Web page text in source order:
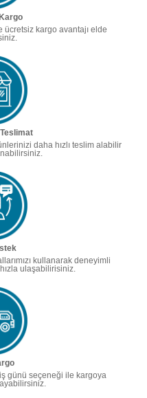
ücretsiz kargo avantajı elde
daha hızlı teslim alabilir
kullanarak deneyimli
ulaşabilirisiniz.
günü seçeneği ile kargoya